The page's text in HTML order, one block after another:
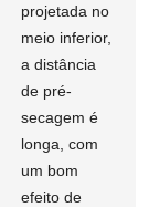
projetada no
meio inferior,
a distância
de pré-
secagem é
longa, com
um bom
efeito de